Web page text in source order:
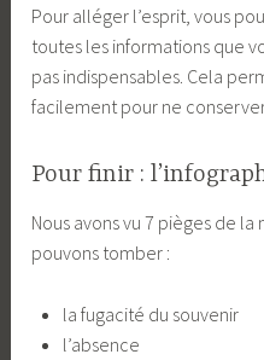
Pour alléger l’esprit, vous
toutes les informations que
pas indispensables. Cela
facilement pour ne
Pour finir :
Nous avons vu 7 pièges de
pouvons tomber :
la fugacité du souvenir
l’absence